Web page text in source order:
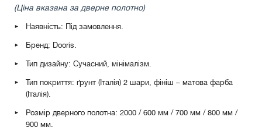
(Ціна вказана за дверне полотно)
Наявність: Під замовлення.
Бренд: Dooris.
Тип дизайну: Сучасний, мінімалізм.
Тип покриття: ґрунт (Італія) 2 шари, фініш – матова фарба
(Італія).
Розмір дверного полотна: 2000 / 600 мм / 700 мм / 800 мм /
900 мм.